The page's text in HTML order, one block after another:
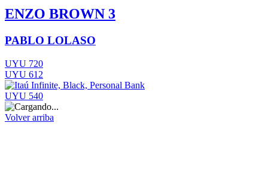
ENZO BROWN 3
PABLO LOLASO
UYU 720
UYU 612
UYU 540
Volver arriba